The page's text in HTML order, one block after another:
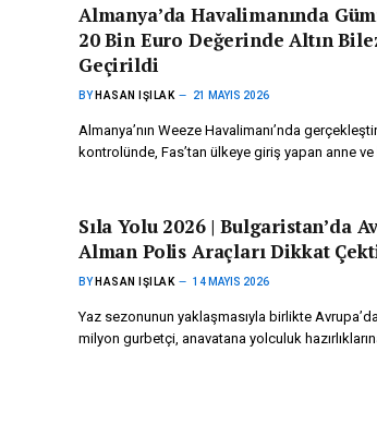
Almanya’da Havalimanında
20 Bin Euro Değerinde Altın
Geçirildi
BY HASAN IŞILAK 21 MAYIS 2026
Almanya’nın Weeze Havalimanı’nda
kontrolünde, Fas’tan ülkeye giriş yapan anne ve
Sıla Yolu 2026 | Bulgaristan’da
Alman Polis Araçları Dikkat
BY HASAN IŞILAK 14 MAYIS 2026
Yaz sezonunun yaklaşmasıyla birlikte
milyon gurbetçi, anavatana yolculuk